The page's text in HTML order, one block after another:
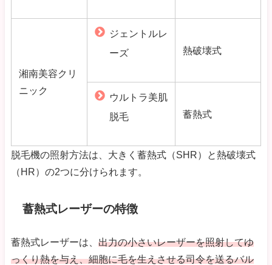
湘南美容クリ
ニック
ジェントルレ
ーズ
熱破壊式
ウルトラ美肌
脱毛
蓄熱式
脱毛機の照射方法は、大きく蓄熱式（SHR）と熱破壊式
（HR）の2つに分けられます。
蓄熱式レーザーの特徴
蓄熱式レーザーは、 出力の小さいレーザーを照射してゆ
っくり熱を与え、細胞に毛を生えさせる司令を送るバル